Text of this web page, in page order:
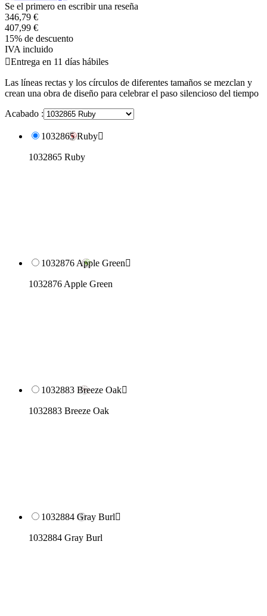
Se el primero en escribir una reseña
346,79 €
407,99 €
15% de descuento
IVA incluido
Entrega en 11 días hábiles
Las líneas rectas y los círculos de diferentes tamaños se mezclan y
crean una obra de diseño para celebrar el paso silencioso del tiempo
Acabado :
1032865 Ruby
1032865 Ruby
1032876 Apple Green
1032876 Apple Green
1032883 Breeze Oak
1032883 Breeze Oak
1032884 Gray Burl
1032884 Gray Burl